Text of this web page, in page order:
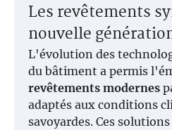
Les revêtements
nouvelle
L'évolution des
du bâtiment a permis
revêtements modernes
adaptés aux conditions
savoyardes. Ces